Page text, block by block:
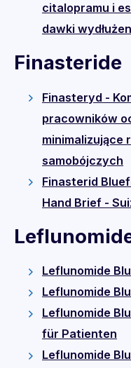
citalopramu i
dawki
Finasteride
Finasteryd -
pracowników
minimalizujące
samobójczych
Finasterid
Hand Brief -
Leflunomide
Leflunomide
Leflunomide
für Patienten
Leflunomide